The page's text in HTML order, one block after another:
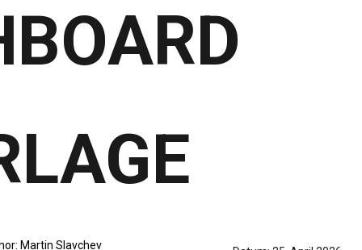
Martin Slavchev